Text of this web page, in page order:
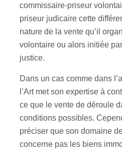
commissaire-priseur
priseur judicaire cette
nature de la vente qu’il
volontaire ou alors initiée
justice.
Dans un cas comme dans
l’Art met son expertise à
ce que le vente de déroule
conditions possibles.
préciser que son domaine
concerne pas les biens